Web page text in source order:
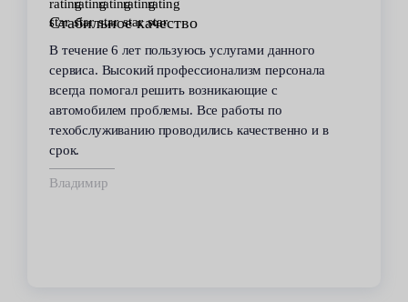
Стабильное качество
В течение 6 лет пользуюсь услугами данного
сервиса. Высокий профессионализм персонала
всегда помогал решить возникающие с
автомобилем проблемы. Все работы по
техобслуживанию проводились качественно и в
срок.
Владимир